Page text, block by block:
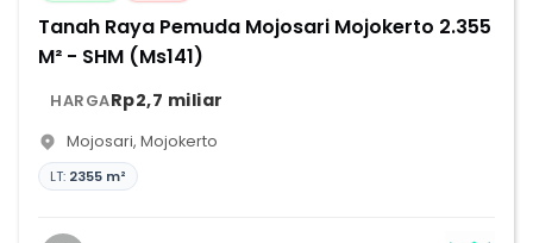
Tanah Raya Pemuda Mojosari Mojokerto 2.355
M² - SHM (Ms141)
HARGARp2,7 miliar
Mojosari, Mojokerto
LT: 2355 m²